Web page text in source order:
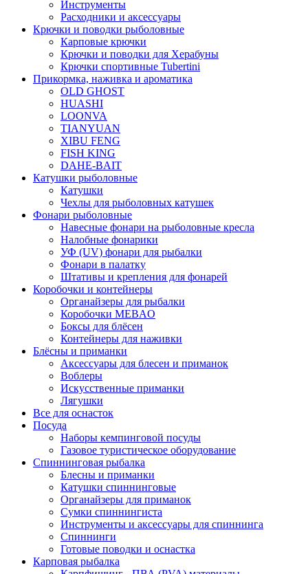
Инструменты
Расходники и аксессуары
Крючки и поводки рыболовные
Карповые крючки
Крючки и поводки для Херабуны
Крючки спортивные Tubertini
Прикормка, наживка и ароматика
OLD GHOST
HUASHI
LOONVA
TIANYUAN
XIBU FENG
FISH KING
DAHE-BAIT
Катушки рыболовные
Катушки
Чехлы для рыболовных катушек
Фонари рыболовные
Навесные фонари на рыболовные кресла
Налобные фонарики
УФ (UV) фонари для рыбалки
Фонари в палатку
Штативы и крепления для фонарей
Коробочки и контейнеры
Органайзеры для рыбалки
Коробочки MEBAO
Боксы для блёсен
Контейнеры для наживки
Блёсны и приманки
Аксессуары для блесен и приманок
Воблеры
Искусственные приманки
Лягушки
Все для оснасток
Посуда
Наборы кемпинговой посуды
Газовое туристическое оборудование
Спиннинговая рыбалка
Блесны и приманки
Катушки спиннинговые
Органайзеры для приманок
Сумки спиннингиста
Инструменты и аксессуары для спиннинга
Спиннинги
Готовые поводки и оснастка
Карповая рыбалка